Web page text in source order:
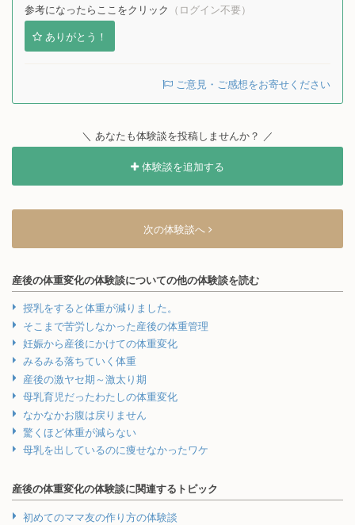
参考になったらここをクリック （ログイン不要）
ありがとう！
ご意見・ご感想をお寄せください
＼ あなたも体験談を投稿しませんか？ ／
体験談を追加する
次の体験談へ
産後の体重変化の体験談についての他の体験談を読む
授乳をすると体重が減りました。
そこまで苦労しなかった産後の体重管理
妊娠から産後にかけての体重変化
みるみる落ちていく体重
産後の激ヤセ期～激太り期
母乳育児だったわたしの体重変化
なかなかお腹は戻りません
驚くほど体重が減らない
母乳を出しているのに痩せなかったワケ
産後の体重変化の体験談に関連するトピック
初めてのママ友の作り方の体験談